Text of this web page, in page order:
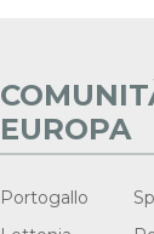
EUROPA
Portogallo